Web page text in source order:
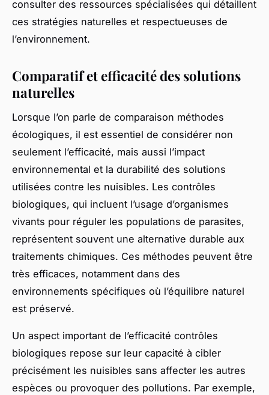
consulter des ressources spécialisées qui détaillent
ces stratégies naturelles et respectueuses de
l’environnement.
Comparatif et efficacité des solutions
naturelles
Lorsque l’on parle de comparaison méthodes
écologiques, il est essentiel de considérer non
seulement l’efficacité, mais aussi l’impact
environnemental et la durabilité des solutions
utilisées contre les nuisibles. Les contrôles
biologiques, qui incluent l’usage d’organismes
vivants pour réguler les populations de parasites,
représentent souvent une alternative durable aux
traitements chimiques. Ces méthodes peuvent être
très efficaces, notamment dans des
environnements spécifiques où l’équilibre naturel
est préservé.
Un aspect important de l’efficacité contrôles
biologiques repose sur leur capacité à cibler
précisément les nuisibles sans affecter les autres
espèces ou provoquer des pollutions. Par exemple,